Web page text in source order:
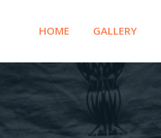
HOME GALLERY